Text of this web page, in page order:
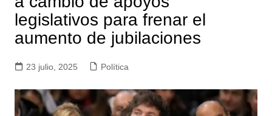
legislativos para frenar el
aumento de jubilaciones
23 julio, 2025 Política